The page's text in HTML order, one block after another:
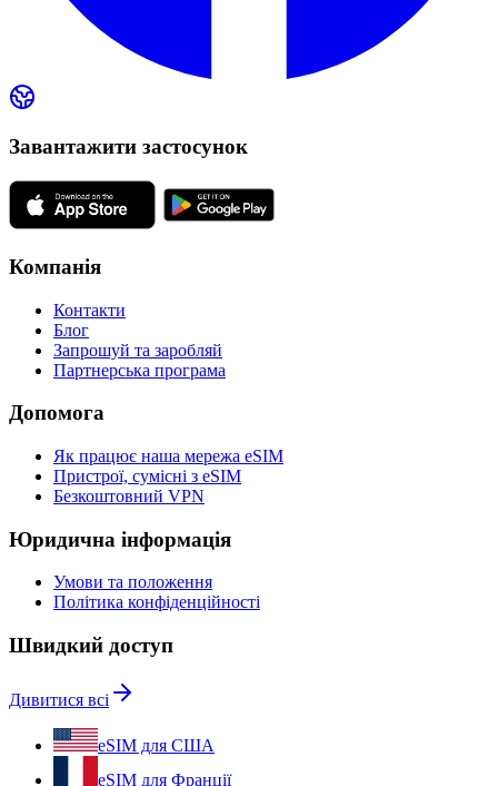
Завантажити застосунок
Компанія
Контакти
Блог
Запрошуй та заробляй
Партнерська програма
Допомога
Як працює наша мережа eSIM
Пристрої, сумісні з eSIM
Безкоштовний VPN
Юридична інформація
Умови та положення
Політика конфіденційності
Швидкий доступ
Дивитися всі
eSIM для США
eSIM для Франції